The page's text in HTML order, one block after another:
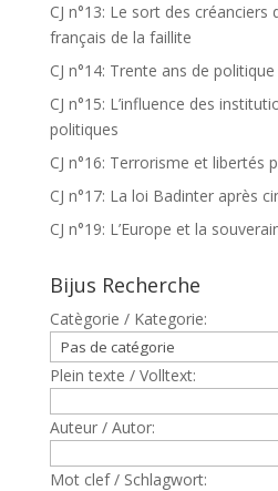
CJ n°13: Le sort des
français de la faillite
CJ n°14: Trente ans de
CJ n°15: L’influence des
politiques
CJ n°16: Terrorisme et libertés
CJ n°17: La loi Badinter après
CJ n°19: L’Europe et la
Bijus Recherche
Catègorie / Kategorie:
Plein texte / Volltext:
Auteur / Autor:
Mot clef / Schlagwort: